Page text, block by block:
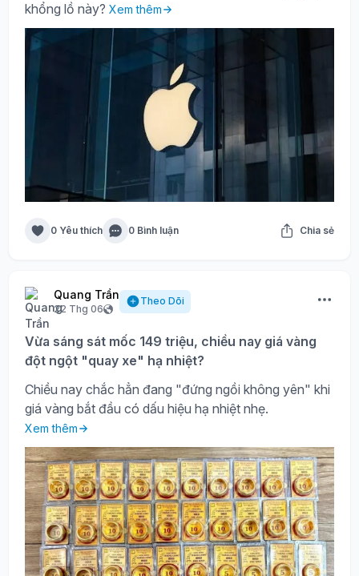
khổng lồ này? Xem thêm
0 Yêu thích 0 Bình luận Chia sẻ
Quang Trần
22 Thg 06
Theo Dõi
Vừa sáng sát mốc 149 triệu, chiều nay giá vàng
đột ngột "quay xe" hạ nhiệt?
Chiều nay chắc hẳn đang "đứng ngồi không yên" khi
giá vàng bắt đầu có dấu hiệu hạ nhiệt nhẹ.
Xem thêm